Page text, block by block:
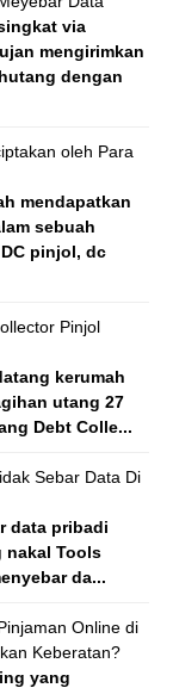
via
mengirimkan
dengan
oleh Para
mendapatkan
sebuah
pinjol, dc
Pinjol
kerumah
utang 27
Debt Colle...
Sebar Data Di
data pribadi
nakal Tools
da...
Online di
Keberatan?
yang